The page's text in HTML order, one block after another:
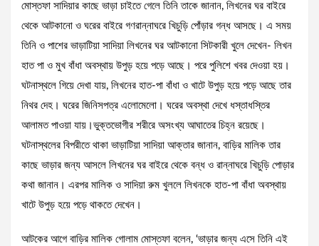
মোস্তফা সাদিয়ার কাছে ভাড়া চাইতে গেলে তিনি তাকে জানান, লিখনের ঘর বাইরে
থেকে আটকানো ও ঘরের বাইরে গণরান্নাঘরে খিচুড়ি পোঁড়ার গন্ধ আসছে। এ সময়
তিনি ও পাশের ভাড়াটিয়া সাদিয়া লিখনের ঘর আটকানো সিটকারী খুলে দেখেন- লিখন
হাত পা ও মুখ বাঁধা অবস্থায় উপুড় হয়ে পড়ে আছে। পরে পুলিশে খবর দেওয়া হয়।
ঘটনাস্থলে গিয়ে দেখা যায়, লিখনের হাত-পা বাঁধা ও খাটে উপুড় হয়ে পড়ে আছে তার
নিথর দেহ। ঘরের জিনিসপত্র এলোমেলো। ঘরের অবস্থা দেখে ধস্তাধস্তির
আলামত পাওয়া যায়।ভুক্তভোগীর শরীরে অসংখ্য আঘাতের চিহ্ন রয়েছে।
ঘটনাস্থলের বিপরীতে থাকা ভাড়াটিয়া সাদিয়া আক্তার জানান, বাড়ির মালিক তার
কাছে ভাড়ার জন্য আসলে লিখনের ঘর বাইরে থেকে বন্ধ ও রান্নাঘরে খিচুড়ি পোড়ার
কথা জানান। এরপর মালিক ও সাদিয়া রুম খুললে লিখনকে হাত-পা বাঁধা অবস্থায়
খাটে উপুড় হয়ে পড়ে থাকতে দেখেন।
আটকের আগে বাড়ির মালিক গোলাম মোস্তফা বলেন, ‘ভাড়ার জন্য এসে তিনি এই